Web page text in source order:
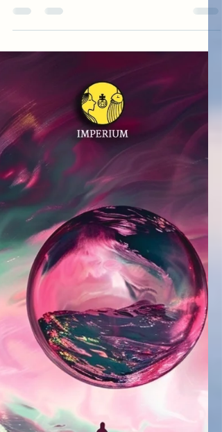
ficticia muchas de sus partes podrían ser